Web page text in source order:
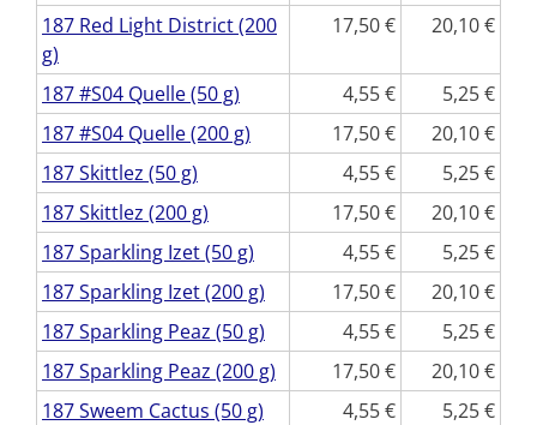
187 Red Light District (200
g)
17,50 20,10
187 #S04 Quelle (50 g) 4,55
5,25
187 #S04 Quelle (200 g)
17,50
20,10
187 Skittlez (50 g)
4,55
5,25
187 Skittlez (200 g)
17,50
20,10
187 Sparkling Izet (50 g)
4,55
5,25
187 Sparkling Izet (200 g)
17,50
20,10
187 Sparkling Peaz (50 g)
4,55
5,25
187 Sparkling Peaz (200 g)
17,50
20,10
187 Sweem Cactus (50 g)
4,55
5,25